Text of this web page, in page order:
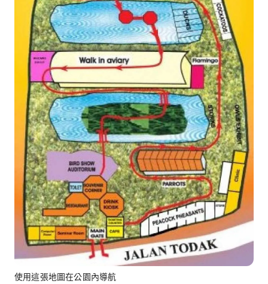
使用這張地圖在公園內導航